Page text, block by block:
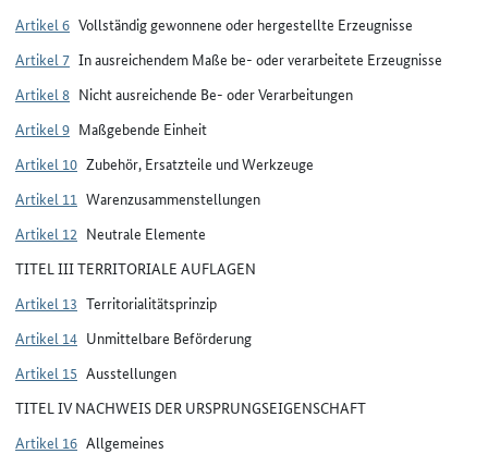
Artikel 6 Vollständig gewonnene oder hergestellte Erzeugnisse
Artikel 7 In ausreichendem Maße be- oder verarbeitete Erzeugnisse
Artikel 8 Nicht ausreichende Be- oder Verarbeitungen
Artikel 9 Maßgebende Einheit
Artikel 10 Zubehör, Ersatzteile und Werkzeuge
Artikel 11 Warenzusammenstellungen
Artikel 12 Neutrale Elemente
TITEL III TERRITORIALE AUFLAGEN
Artikel 13 Territorialitätsprinzip
Artikel 14 Unmittelbare Beförderung
Artikel 15 Ausstellungen
TITEL IV NACHWEIS DER URSPRUNGSEIGENSCHAFT
Artikel 16 Allgemeines